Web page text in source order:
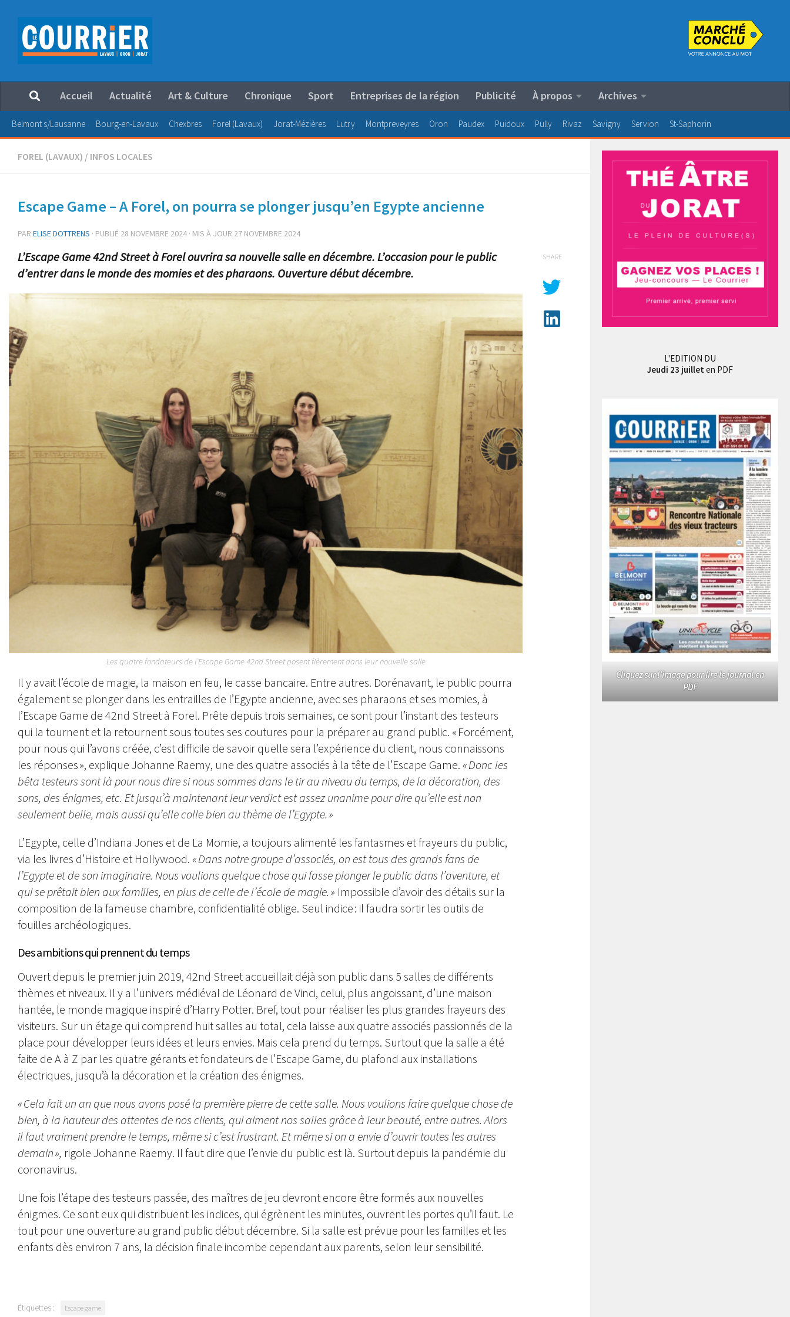
Au dessous du contenu
Accueil Actualité Art & Culture Chronique Sport Entreprises de la région Publicité À propos Archives
Belmont s/Lausanne Bourg-en-Lavaux Chexbres Forel (Lavaux) Jorat-Mézières Lutry Montpreveyres Oron Paudex Puidoux Pully Rivaz Savigny Servion St-Saphorin
FOREL (LAVAUX) / INFOS LOCALES
Escape Game – A Forel, on pourra se plonger jusqu’en Egypte ancienne
PAR ELISE DOTTRENS · PUBLIÉ 28 NOVEMBRE 2024 · MIS À JOUR 27 NOVEMBRE 2024
L’Escape Game 42nd Street à Forel ouvrira sa nouvelle salle en décembre. L’occasion pour le public
d’entrer dans le monde des momies et des pharaons. Ouverture début décembre.
Les quatre fondateurs de l’Escape Game 42nd Street posent fièrement dans leur nouvelle salle
Il y avait l’école de magie, la maison en feu, le casse bancaire. Entre autres. Dorénavant, le public pourra
également se plonger dans les entrailles de l’Egypte ancienne, avec ses pharaons et ses momies, à
l’Escape Game de 42nd Street à Forel. Prête depuis trois semaines, ce sont pour l’instant des testeurs
qui la tournent et la retournent sous toutes ses coutures pour la préparer au grand public. « Forcément,
pour nous qui l’avons créée, c’est difficile de savoir quelle sera l’expérience du client, nous connaissons
les réponses », explique Johanne Raemy, une des quatre associés à la tête de l’Escape Game. « Donc les
bêta testeurs sont là pour nous dire si nous sommes dans le tir au niveau du temps, de la décoration, des
sons, des énigmes, etc. Et jusqu’à maintenant leur verdict est assez unanime pour dire qu’elle est non
seulement belle, mais aussi qu’elle colle bien au thème de l’Egypte. »
L’Egypte, celle d’Indiana Jones et de La Momie, a toujours alimenté les fantasmes et frayeurs du public,
via les livres d’Histoire et Hollywood. « Dans notre groupe d’associés, on est tous des grands fans de
l’Egypte et de son imaginaire. Nous voulions quelque chose qui fasse plonger le public dans l’aventure, et
qui se prêtait bien aux familles, en plus de celle de l’école de magie. » Impossible d’avoir des détails sur la
composition de la fameuse chambre, confidentialité oblige. Seul indice : il faudra sortir les outils de
fouilles archéologiques.
Des ambitions qui prennent du temps
Ouvert depuis le premier juin 2019, 42nd Street accueillait déjà son public dans 5 salles de différents
thèmes et niveaux. Il y a l’univers médiéval de Léonard de Vinci, celui, plus angoissant, d’une maison
hantée, le monde magique inspiré d’Harry Potter. Bref, tout pour réaliser les plus grandes frayeurs des
visiteurs. Sur un étage qui comprend huit salles au total, cela laisse aux quatre associés passionnés de la
place pour développer leurs idées et leurs envies. Mais cela prend du temps. Surtout que la salle a été
faite de A à Z par les quatre gérants et fondateurs de l’Escape Game, du plafond aux installations
électriques, jusqu’à la décoration et la création des énigmes.
« Cela fait un an que nous avons posé la première pierre de cette salle. Nous voulions faire quelque chose de
bien, à la hauteur des attentes de nos clients, qui aiment nos salles grâce à leur beauté, entre autres. Alors
il faut vraiment prendre le temps, même si c’est frustrant. Et même si on a envie d’ouvrir toutes les autres
demain », rigole Johanne Raemy. Il faut dire que l’envie du public est là. Surtout depuis la pandémie du
coronavirus.
Une fois l’étape des testeurs passée, des maîtres de jeu devront encore être formés aux nouvelles
énigmes. Ce sont eux qui distribuent les indices, qui égrènent les minutes, ouvrent les portes qu’il faut. Le
tout pour une ouverture au grand public début décembre. Si la salle est prévue pour les familles et les
enfants dès environ 7 ans, la décision finale incombe cependant aux parents, selon leur sensibilité.
SHARE
Étiquettes : Escape game
L'EDITION DU
Jeudi 23 juillet en PDF
Cliquez sur l'image pour lire le journal en
PDF